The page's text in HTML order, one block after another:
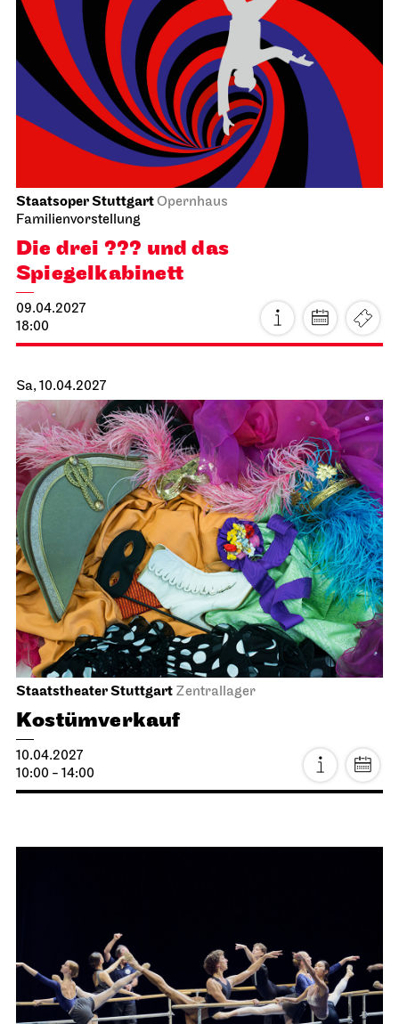
Staatsoper Stuttgart Opernhaus, Foyer I. Rang
Einführungs­matinee: Atatürk
21.03.2027
JOiN Foyer Nord
Tee&Techno
21.03.2027
11:00 - 12:00
Stuttgarter Ballett
Opernhaus
Ballettabend